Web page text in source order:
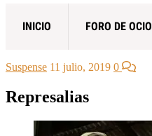
INICIO FORO DE OCIO
Suspense 11 julio, 2019 0
Represalias